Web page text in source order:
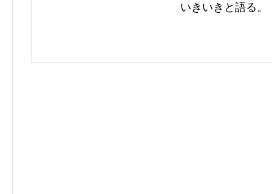
いきいきと語る